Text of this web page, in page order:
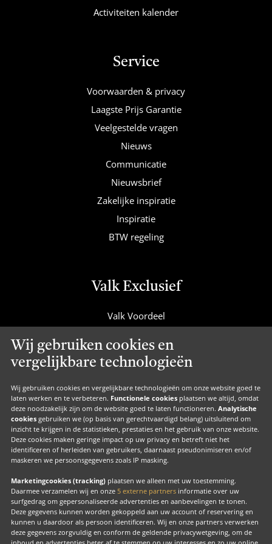
Wij gebruiken cookies en
vergelijkbare technologieën
Wij gebruiken cookies en vergelijkbare technologieën om onze website goed te
laten werken en te verbeteren. Functionele cookies plaatsen we altijd, omdat
deze noodzakelijk zijn om de website goed te laten functioneren. Analytische
cookies gebruiken we (op basis van gerechtvaardigd belang) uitsluitend om
inzicht te krijgen in de statistieken, prestaties en het gebruik van onze website.
Deze cookies maken geringe impact op uw privacy en betreft niet het
identificeren of herleiden van gebruikers, daarnaast pseudonimiseren en/of
maskeren we persoonsgegevens zoals IP masking.
Marketingcookies (tracking) plaatsen we alleen met uw toestemming.
Daarmee verzamelen wij en onze 5 externe partners informatie over uw
surfgedrag om gepersonaliseerde advertenties en aanbevelingen te tonen.
Deze gegevens kunnen worden gekoppeld aan uw account of reservering en
kunnen u daardoor als persoon identificeren. Wij en onze partners verwerken
deze gegevens zorgvuldig en conform de geldende privacywetgeving, om de
Activiteiten kalender
Service
Voorwaarden & privacy
Laagste Prijs Garantie
Veelgestelde vragen
Nieuws
Communicatie
Nieuwsbrief
Zakelijke inspiratie
Inspiratie
BTW regeling
Valk Exclusief
Valk Voordeel
Valk Suites
Valk Jobs
Valk Exclusief Membership
Valk Voor Thuis
Valk Exclusief Zakelijk
MVO
Contact
FacebookInstagramLinkedIn